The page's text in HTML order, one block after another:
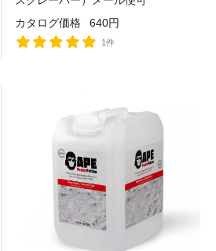
カタログ価格
640円
1件